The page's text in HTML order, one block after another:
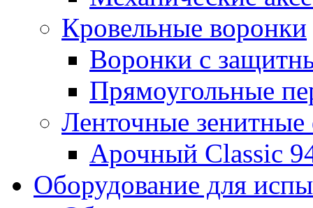
Кровельные воронки
Воронки с
Прямоугольные
Ленточные
Арочный Classic
Оборудование для